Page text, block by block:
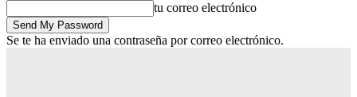
tu correo electrónico
Se te ha enviado una contraseña por correo electrónico.